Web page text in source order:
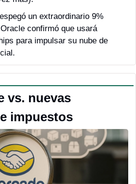
un extraordinario 9%
confirmó que usará
para impulsar su nube de
vs. nuevas
impuestos